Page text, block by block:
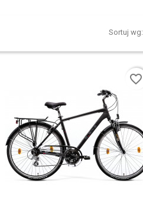
Sortuj wg:
favorite_border